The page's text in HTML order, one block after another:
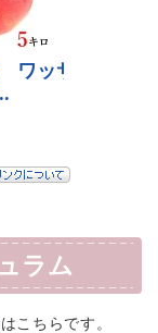
ラム
こちらです。